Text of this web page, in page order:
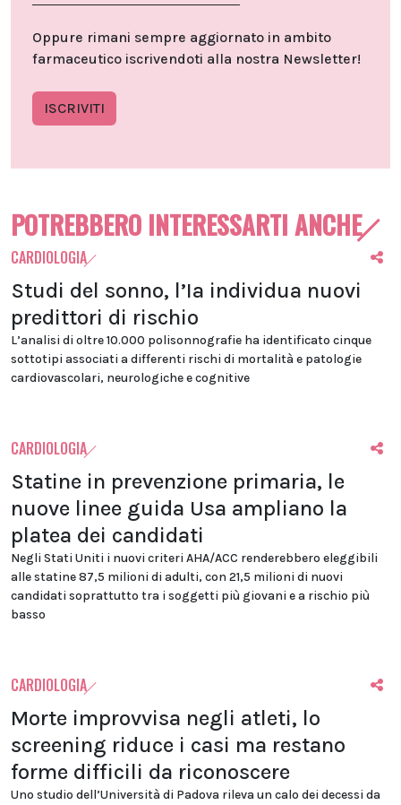
Oppure rimani sempre aggiornato in ambito
farmaceutico iscrivendoti alla nostra Newsletter!
ISCRIVITI
POTREBBERO INTERESSARTI ANCHE
CARDIOLOGIA
Studi del sonno, l’Ia individua nuovi
predittori di rischio
L’analisi di oltre 10.000 polisonnografie ha identificato cinque
sottotipi associati a differenti rischi di mortalità e patologie
cardiovascolari, neurologiche e cognitive
CARDIOLOGIA
Statine in prevenzione primaria, le
nuove linee guida Usa ampliano la
platea dei candidati
Negli Stati Uniti i nuovi criteri AHA/ACC renderebbero eleggibili
alle statine 87,5 milioni di adulti, con 21,5 milioni di nuovi
candidati soprattutto tra i soggetti più giovani e a rischio più
basso
CARDIOLOGIA
Morte improvvisa negli atleti, lo
screening riduce i casi ma restano
forme difficili da riconoscere
Uno studio dell’Università di Padova rileva un calo dei decessi da